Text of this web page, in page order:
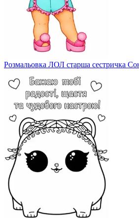
Розмальовка ЛОЛ старша сестричка